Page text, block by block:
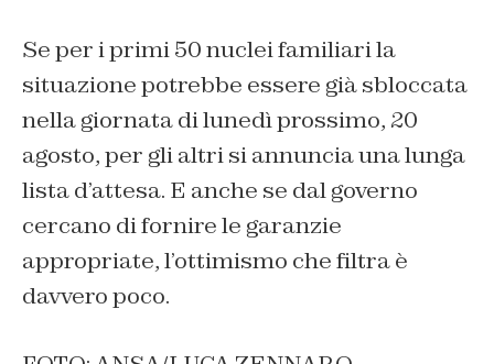
Se per i primi 50 nuclei familiari la
situazione potrebbe essere già sbloccata
nella giornata di lunedì prossimo, 20
agosto, per gli altri si annuncia una lunga
lista d’attesa. E anche se dal governo
cercano di fornire le garanzie
appropriate, l’ottimismo che filtra è
davvero poco.